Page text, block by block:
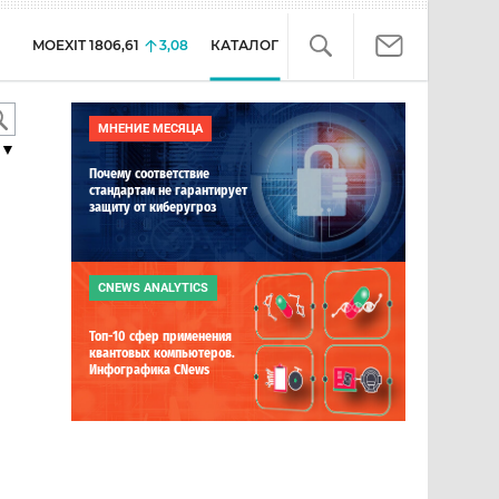
MOEXIT 1806,61 3,08 КАТАЛОГ
МНЕНИЕ МЕСЯЦА
Почему соответствие
стандартам не гарантирует
защиту от киберугроз
CNEWS ANALYTICS
Топ-10 сфер применения
квантовых компьютеров.
Инфографика CNews